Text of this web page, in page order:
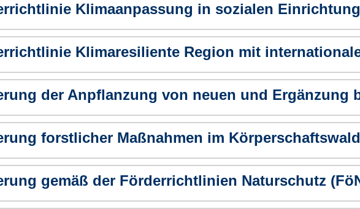
Klimaanpassung in sozialen
Klimaresiliente Region mit
der Anpflanzung von neuen und Ergänzung
forstlicher Maßnahmen im Körperschaftswald
gemäß der Förderrichtlinien Naturschutz